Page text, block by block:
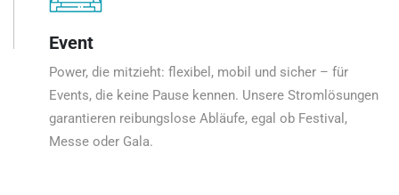
Event
Power, die mitzieht: flexibel, mobil und sicher – für
Events, die keine Pause kennen. Unsere Stromlösungen
garantieren reibungslose Abläufe, egal ob Festival,
Messe oder Gala.